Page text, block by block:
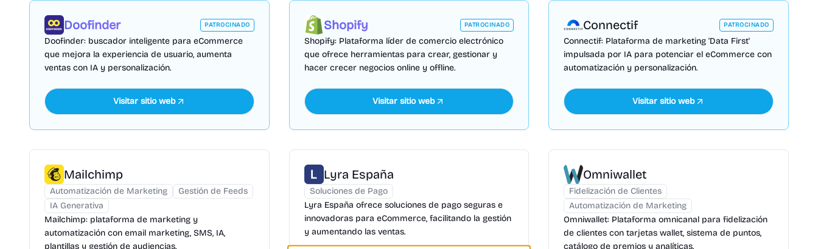
Doofinder PATROCINADO
Doofinder: buscador inteligente para eCommerce
que mejora la experiencia de usuario, aumenta
ventas con IA y personalización.
Visitar sitio web
Shopify PATROCINADO
Shopify: Plataforma líder de comercio electrónico
que ofrece herramientas para crear, gestionar y
hacer crecer negocios online y offline.
Visitar sitio web
Connectif PATROCINADO
Connectif: Plataforma de marketing 'Data First'
impulsada por IA para potenciar el eCommerce con
automatización y personalización.
Visitar sitio web
Mailchimp
Automatización de Marketing
Gestión de Feeds
IA Generativa
Mailchimp: plataforma de marketing y
automatización con email marketing, SMS, IA,
plantillas y gestión de audiencias.
Lyra España
Soluciones de Pago
Lyra España ofrece soluciones de pago seguras e
innovadoras para eCommerce, facilitando la gestión
y aumentando las ventas.
Omniwallet
Fidelización de Clientes
Automatización de Marketing
Omniwallet: Plataforma omnicanal para fidelización
de clientes con tarjetas wallet, sistema de puntos,
catálogo de premios y analíticas.